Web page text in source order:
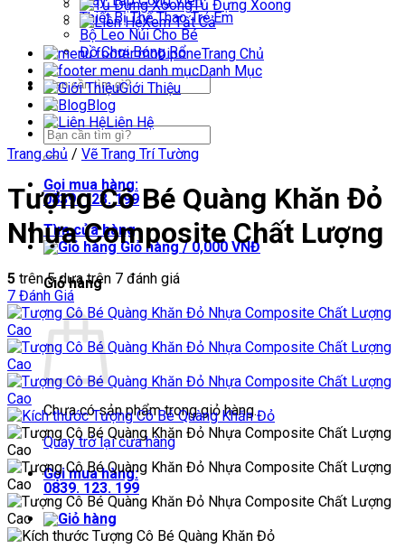
Thiết Bị Thể Thao Trẻ Em
Bộ Leo Núi Cho Bé
Đồ Chơi Bóng Rổ
Tìm
kiếm:
Tìm
kiếm:
Gọi mua hàng:
0839. 123. 199
Tìm cửa hàng
Giỏ hàng /0,000 VNĐ
Giỏ hàng
Chưa có sản phẩm trong giỏ hàng.
Quay trở lại cửa hàng
Gọi mua hàng:
0839. 123. 199
Tủ Đựng Xoong
Xem Tất Cả
Trang Chủ
Danh Mục
Giới Thiệu
Blog
Liên Hệ
Trang chủ / Vẽ Trang Trí Tường
Tượng Cô Bé Quàng Khăn Đỏ
Nhựa Composite Chất Lượng
5 trên 5 dựa trên 7 đánh giá
7 Đánh Giá